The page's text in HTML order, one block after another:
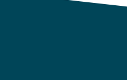
del sitio web con
publicidad y análisis